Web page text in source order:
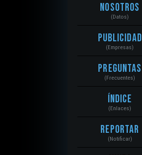
Nosotros
(Datos)
Publicidad
(Empresas)
Preguntas
(Frecuentes)
Índice
(Enlaces)
Reportar
(Notificar)